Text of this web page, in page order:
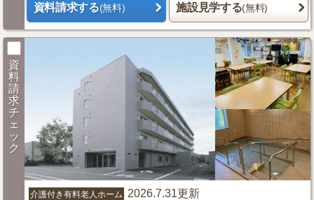
資料請求する(無料) 施設見学する(無料)
資
料
請
求
チ
ェ
ッ
ク
介護付き有料老人ホーム 2026.7.31更新